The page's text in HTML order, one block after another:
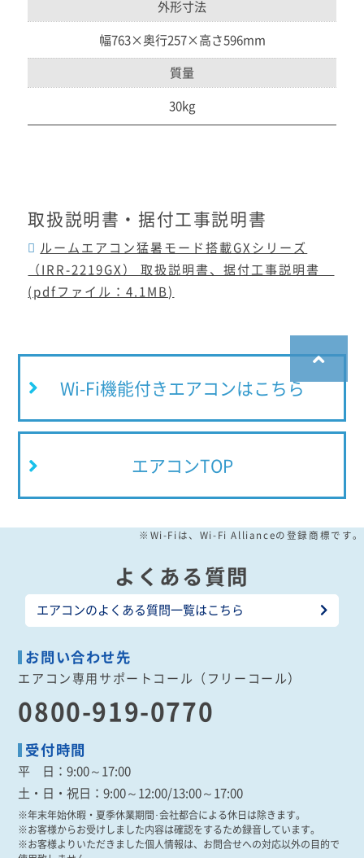
外形寸法
幅763×奥行257×高さ596mm
質量
30kg
取扱説明書・据付工事説明書
ルームエアコン猛暑モード搭載GXシリーズ
（IRR-2219GX） 取扱説明書、据付工事説明書
(pdfファイル：4.1MB)
Wi-Fi機能付きエアコンはこちら
エアコンTOP
※Wi-Fiは、Wi-Fi Allianceの登録商標です。
よくある質問
エアコンのよくある質問一覧はこちら
お問い合わせ先
エアコン専用サポートコール（フリーコール）
0800-919-0770
受付時間
平 日 ：9:00～17:00
土・日・祝日 ：9:00～12:00/13:00～17:00
※年末年始休暇・夏季休業期間･会社都合による休日は除きます。
※お客様からお受けしました内容は確認をするため録音しています。
※お客様よりいただきました個人情報は、お問合せへの対応以外の目的で